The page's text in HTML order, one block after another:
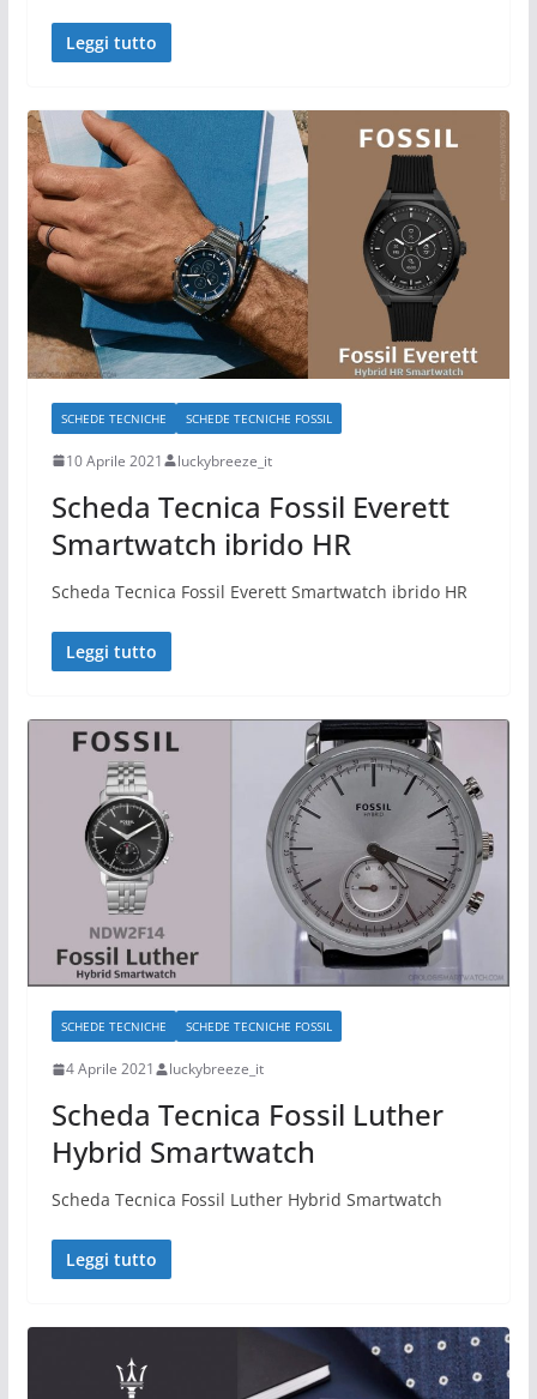
Leggi tutto
SCHEDE TECNICHE SCHEDE TECNICHE FOSSIL
10 Aprile 2021 luckybreeze_it
Scheda Tecnica Fossil Everett
Smartwatch ibrido HR
Scheda Tecnica Fossil Everett Smartwatch ibrido HR
Leggi tutto
SCHEDE TECNICHE SCHEDE TECNICHE FOSSIL
4 Aprile 2021 luckybreeze_it
Scheda Tecnica Fossil Luther
Hybrid Smartwatch
Scheda Tecnica Fossil Luther Hybrid Smartwatch
Leggi tutto